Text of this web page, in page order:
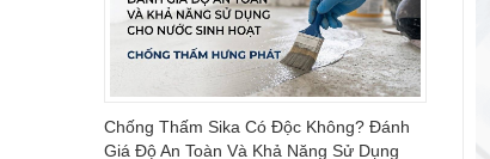
Chống Thấm Sika Có Độc Không? Đánh
Giá Độ An Toàn Và Khả Năng Sử Dụng